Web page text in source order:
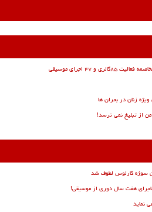
و ۴۷ اجرای موسیقی
زنان در بحران ها
از تبلیغ نمی ترسد!
سوژه کارلوس لطوف شد
هفت سال دوری از موسیقی!
نماید